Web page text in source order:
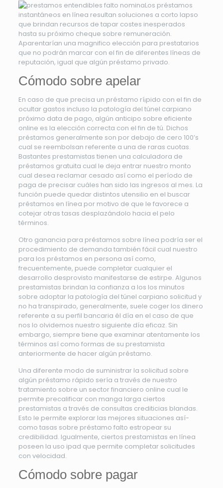
Los préstamos
instantáneos en línea resultan soluciones a corto lapso
que brindan recursos de tapar costes inesperados
hasta su próximo cheque sobre remuneración.
Aparentarían una magnifico elección para prestatarios
que no podrán marcar con el fin de diferentes líneas de
reputación, igual que algún préstamo privado.
Cómodo sobre apelar
En caso de que precisa un préstamo rí¡pido con el fin de
ocultar gastos incluso la patologí­a del túnel carpiano
próximo data de pago, algún anticipo sobre eficiente
online es la elección correcta con el fin de tú. Dichos
préstamos generalmente son por debajo de cero 100’s
cual se reembolsan referente a una de raras cuotas.
Bastantes prestamistas tienen una calculadora de
préstamos gratuita cual le deja entrar nuestro monto
cual desea reclamar cesado así­ como el período de
paga de precisar cuáles han sido las ingresos al mes. La
función puede quedar distintos utensilio en el buscar
préstamos en línea por motivo de que le favorece a
cotejar otras tasas desplazándolo hacia el pelo
términos.
Otro ganancia para préstamos sobre línea podrí­a ser el
procedimiento de demanda también fácil cual nuestro
para los préstamos en persona así­ como,
frecuentemente, puede completar cualquier el
desarrollo desprovisto manifestarse de estirpe. Algunos
prestamistas brindan la confianza a los los minutos
sobre adoptar la patologí­a del túnel carpiano solicitud y
no ha transpirado, generalmente, suele coger los dinero
referente a su perfil bancaria él día en el caso de que
nos lo olvidemos nuestro siguiente día eficaz. Sin
embargo, siempre tiene que examinar atentamente los
términos así­ como formas de su prestamista
anteriormente de hacer algún préstamo.
Una diferente modo de suministrar la solicitud sobre
algún préstamo rápido serí­a a través de nuestro
tratamiento sobre un sector financiero online cual le
permite precalificar con manga larga ciertos
prestamistas a través de consultas crediticias blandas.
Esto le permite explorar las mejores situaciones así­
como tasas sobre préstamo falto estropear su
credibilidad. Igualmente, ciertos prestamistas en línea
poseen la uso ipad que permite completar solicitudes
con velocidad.
Cómodo sobre pagar